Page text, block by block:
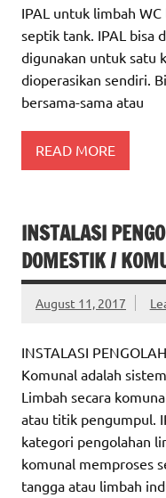
IPAL untuk limbah
septik tank. IPAL bisa
digunakan untuk satu
dioperasikan sendiri.
bersama-sama atau
READ MORE
INSTALASI
DOMESTIK /
August 11, 2017
INSTALASI
Komunal adalah
Limbah secara
atau titik pengumpul.
kategori pengolahan
komunal memproses
tangga atau limbah